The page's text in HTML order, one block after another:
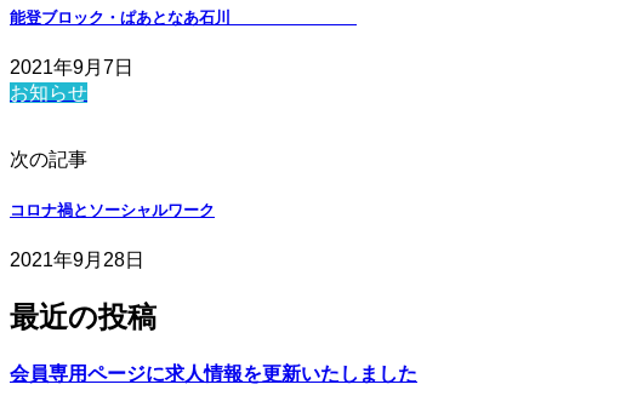
能登ブロック・ぱあとなあ石川
2021年9月7日
お知らせ
次の記事
コロナ禍とソーシャルワーク
2021年9月28日
最近の投稿
会員専用ページに求人情報を更新いたしました